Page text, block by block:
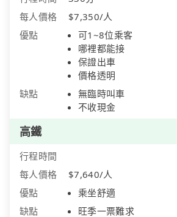
每人價格
$7,350/人
優點
可1~8位乘客
哪裡都能接
保證出車
價格透明
缺點
無臨時叫車
不收現金
高鐵
行程時間
每人價格
$7,640/人
優點
乘坐舒適
缺點
旺季一票難求